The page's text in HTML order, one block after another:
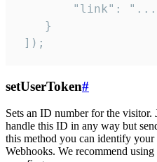
"link":
    }
]);
setUserToken#
Sets an ID number for the
handle this ID in any way but
this method you can identify
Webhooks. We recommend